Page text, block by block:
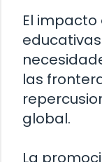
El
las
global.
La